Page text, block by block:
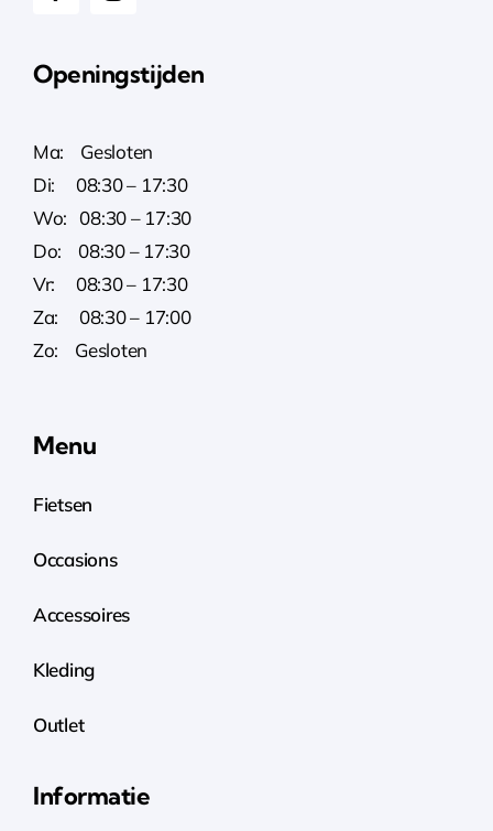
Openingstijden
Ma: Gesloten
Di: 08:30 – 17:30
Wo: 08:30 – 17:30
Do: 08:30 – 17:30
Vr: 08:30 – 17:30
Za: 08:30 – 17:00
Zo: Gesloten
Menu
Fietsen
Occasions
Accessoires
Kleding
Outlet
Informatie